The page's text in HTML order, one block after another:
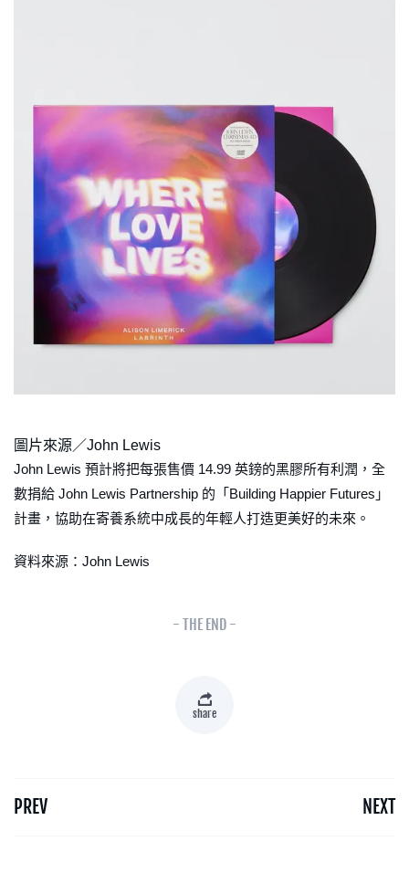
圖片來源／John Lewis
John Lewis 預計將把每張售價 14.99 英鎊的黑膠所有利潤，全
數捐給 John Lewis Partnership 的「Building Happier Futures」
計畫，協助在寄養系統中成長的年輕人打造更美好的未來。
資料來源：John Lewis
- THE END -
share
PREV NEXT